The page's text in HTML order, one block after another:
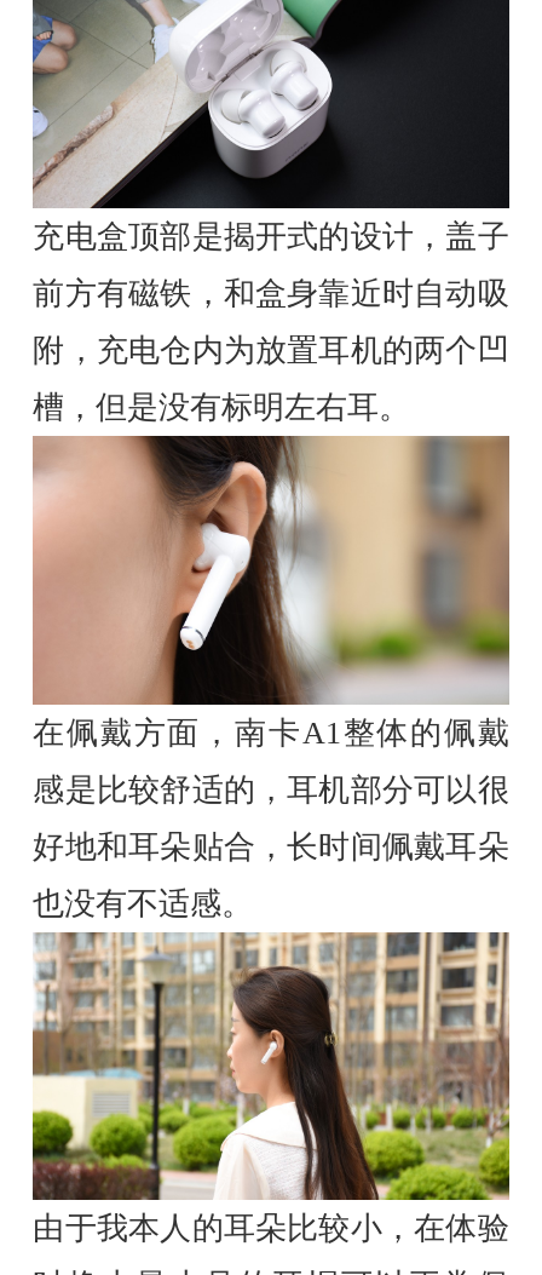
充电盒顶部是揭开式的设计，盖子
前方有磁铁，和盒身靠近时自动吸
附，充电仓内为放置耳机的两个凹
槽，但是没有标明左右耳。
在佩戴方面，南卡A1整体的佩戴
感是比较舒适的，耳机部分可以很
好地和耳朵贴合，长时间佩戴耳朵
也没有不适感。
由于我本人的耳朵比较小，在体验